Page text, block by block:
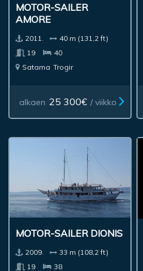
MOTOR-SAILER
AMORE
2011.
40 m (131,2 ft)
19
40
Satama Trogir
alkaen 25 300€ / viikko
MOTOR-SAILER DIONIS
2009.
33 m (108,2 ft)
19
38